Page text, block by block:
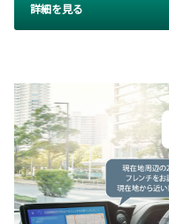
詳細を見る